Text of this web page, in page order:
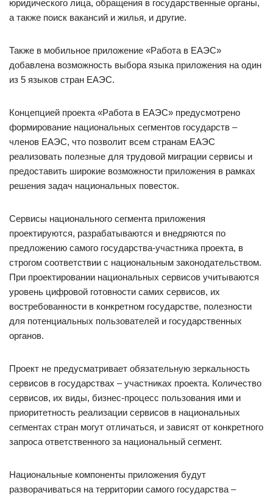
юридического лица, обращения в государственные органы,
а также поиск вакансий и жилья, и другие.
Также в мобильное приложение «Работа в ЕАЭС»
добавлена возможность выбора языка приложения на один
из 5 языков стран ЕАЭС.
Концепцией проекта «Работа в ЕАЭС» предусмотрено
формирование национальных сегментов государств –
членов ЕАЭС, что позволит всем странам ЕАЭС
реализовать полезные для трудовой миграции сервисы и
предоставить широкие возможности приложения в рамках
решения задач национальных повесток.
Сервисы национального сегмента приложения
проектируются, разрабатываются и внедряются по
предложению самого государства-участника проекта, в
строгом соответствии с национальным законодательством.
При проектировании национальных сервисов учитываются
уровень цифровой готовности самих сервисов, их
востребованности в конкретном государстве, полезности
для потенциальных пользователей и государственных
органов.
Проект не предусматривает обязательную зеркальность
сервисов в государствах – участниках проекта. Количество
сервисов, их виды, бизнес-процесс пользования ими и
приоритетность реализации сервисов в национальных
сегментах стран могут отличаться, и зависят от конкретного
запроса ответственного за национальный сегмент.
Национальные компоненты приложения будут
разворачиваться на территории самого государства –